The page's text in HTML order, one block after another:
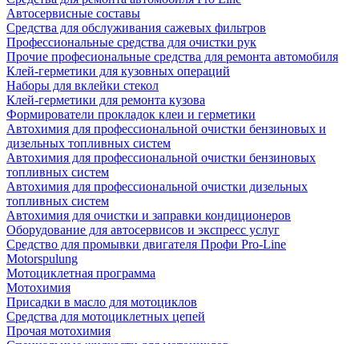
Автосервисные составы
Средства для обслуживания сажевых фильтров
Профессиональные средства для очистки рук
Прочие професиональные средства для ремонта автомобиля
Клей-герметики для кузовных операций
Наборы для вклейки стекол
Клей-герметики для ремонта кузова
Формирователи прокладок клеи и герметики
Автохимия для профессиональной очистки бензиновых и
дизельных топливных систем
Автохимия для профессиональной очистки бензиновых
топливных систем
Автохимия для профессиональной очистки дизельных
топливных систем
Автохимия для очистки и заправки кондиционеров
Оборудование для автосервисов и экспресс услуг
Средство для промывки двигателя Профи Pro-Line
Motorspulung
Мотоциклетная программа
Мотохимия
Присадки в масло для мотоциклов
Средства для мотоциклетных цепей
Прочая мотохимия